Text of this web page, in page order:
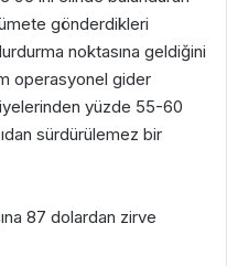
gönderdikleri
noktasına geldiğini
operasyonel gider
yüzde 55-60
sürdürülemez bir
87 dolardan zirve